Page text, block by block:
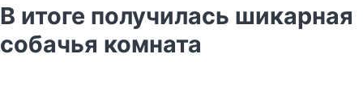
В итоге получилась шикарная
собачья комната